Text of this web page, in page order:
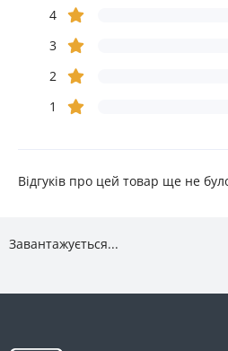
4
3
2
1
Відгуків про цей товар ще не
Завантажується...